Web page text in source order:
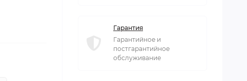
Гарантия
Гарантийное и
постгарантийное
обслуживание